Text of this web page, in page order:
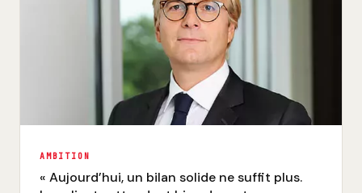
AMBITION
« Aujourd’hui, un bilan solide ne suffit plus.